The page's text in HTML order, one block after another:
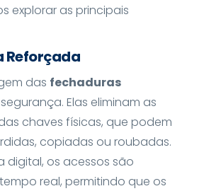
explorar as principais
Reforçada
das fechaduras
Elas eliminam as
chaves físicas, que podem
copiadas ou roubadas.
digital, os acessos são
real, permitindo que os